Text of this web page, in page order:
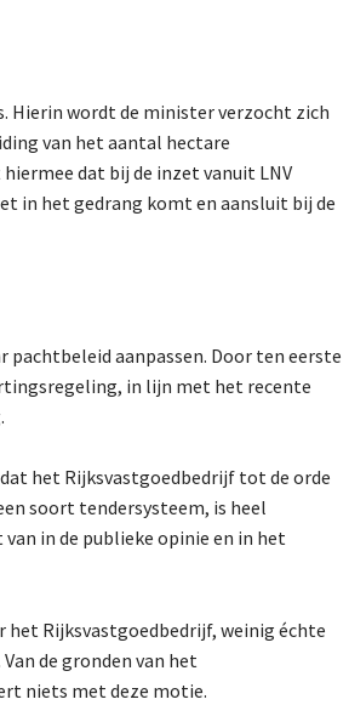
Hierin wordt de minister verzocht zich
van het aantal hectare
dat bij de inzet vanuit LNV
in het gedrang komt en aansluit bij de
aanpassen. Door ten eerste
in lijn met het recente
het Rijksvastgoedbedrijf tot de orde
soort tendersysteem, is heel
in de publieke opinie en in het
Rijksvastgoedbedrijf, weinig échte
de gronden van het
niets met deze motie.